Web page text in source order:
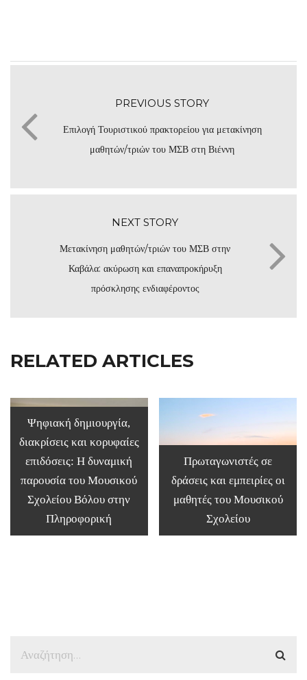
PREVIOUS STORY
Επιλογή Τουριστικού πρακτορείου για μετακίνηση
μαθητών/τριών του ΜΣΒ στη Βιέννη
NEXT STORY
Μετακίνηση μαθητών/τριών του ΜΣΒ στην
Καβάλα: ακύρωση και επαναπροκήρυξη
πρόσκλησης ενδιαφέροντος
RELATED ARTICLES
Ψηφιακή δημιουργία,
διακρίσεις και κορυφαίες
επιδόσεις: Η δυναμική
παρουσία του Μουσικού
Σχολείου Βόλου στην
Πληροφορική
Πρωταγωνιστές σε
δράσεις και εμπειρίες οι
μαθητές του Μουσικού
Σχολείου